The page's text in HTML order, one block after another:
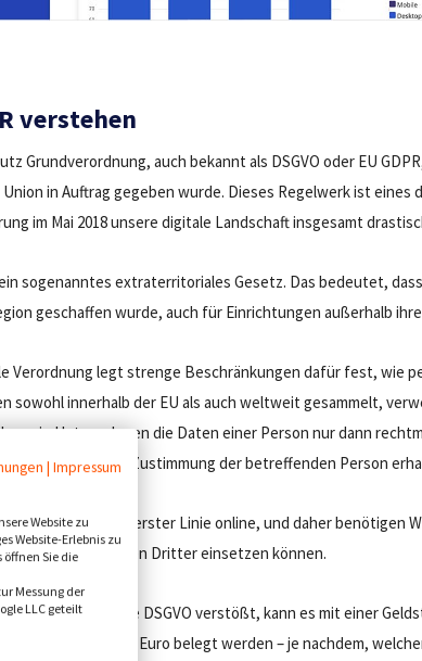
verstehen
Grundverordnung, auch bekannt als DSGVO oder EU
Union in Auftrag gegeben wurde. Dieses Regelwerk ist
im Mai 2018 unsere digitale Landschaft insgesamt
sogenanntes extraterritoriales Gesetz. Das bedeutet,
geschaffen wurde, auch für Einrichtungen außerhalb
Verordnung legt strenge Beschränkungen dafür fest, wie
sowohl innerhalb der EU als auch weltweit gesammelt,
ein Unternehmen die Daten einer Person nur dann
die ausdrückliche Zustimmung der betreffenden Person
erfolgt in erster Linie online, und daher benötigen
Technologien Dritter einsetzen können.
gegen die DSGVO verstößt, kann es mit einer
oder 20 Millionen Euro belegt werden – je nachdem,
| Impressum
Website zu
Website-Erlebnis zu
Sie die
Messung der
LLC geteilt